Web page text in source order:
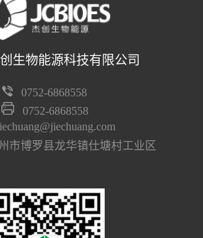
生物能源科技有限公司
0752-6868558
0752-6868558
市博罗县龙华镇仕塘村工业区